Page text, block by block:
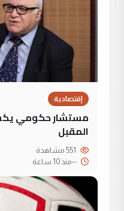
إقتصادية
مستشار حكومي
المقبل
--منذ 10 ساعة